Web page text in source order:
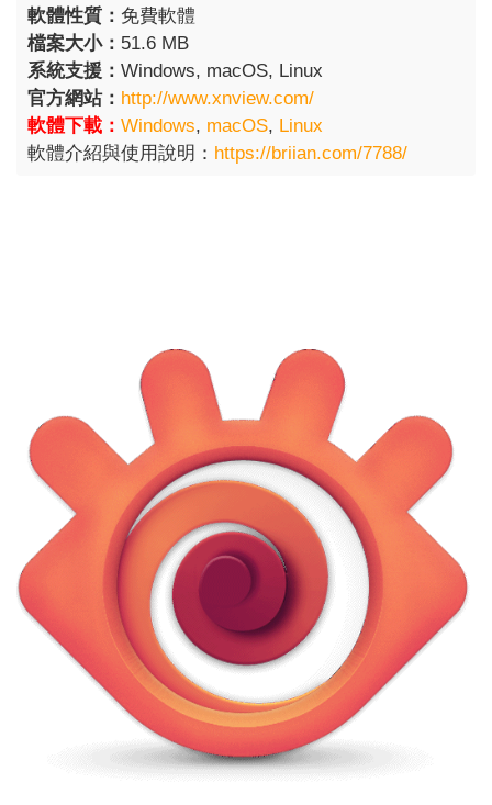
軟體性質： 免費軟體
檔案大小： 51.6 MB
系統支援： Windows, macOS, Linux
官方網站： http://www.xnview.com/
軟體下載： Windows, macOS, Linux
軟體介紹與使用說明： https://briian.com/7788/